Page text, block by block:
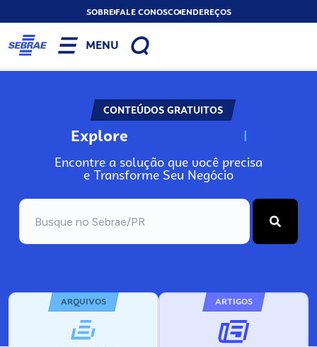
SOBREFALE CONOSCOENDEREÇOS
MENU
CONTEÚDOS GRATUITOS
Explore N
Encontre a solução que você precisa
e Transforme Seu Negócio
ARQUIVOS ARTIGOS